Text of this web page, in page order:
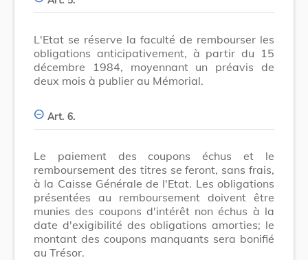
L'Etat se réserve la faculté de rembourser les
obligations anticipativement, à partir du 15
décembre 1984, moyennant un préavis de
deux mois à publier au Mémorial.
Art. 6.
Le paiement des coupons échus et le
remboursement des titres se feront, sans frais,
à la Caisse Générale de l'Etat. Les obligations
présentées au remboursement doivent être
munies des coupons d'intérêt non échus à la
date d'exigibilité des obligations amorties; le
montant des coupons manquants sera bonifié
au Trésor.